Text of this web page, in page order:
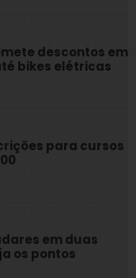
descontos em
bikes elétricas
para cursos
em duas
os pontos